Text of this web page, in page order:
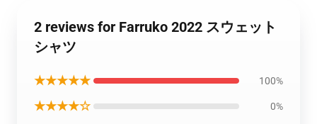
2 reviews for Farruko 2022 スウェット
シャツ
★★★★★ 100%
★★★★☆ 0%